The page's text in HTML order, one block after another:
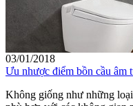
03/01/2018
Ưu nhược điểm bồn cầu âm
Không giống như những